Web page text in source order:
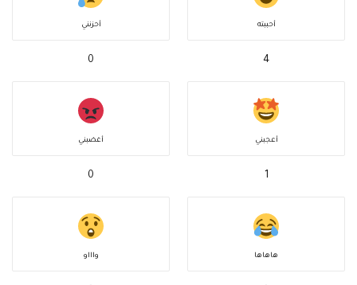
أحببته
4
أحزنني
0
أعجبني
1
أغضبني
0
هاهاها واااو